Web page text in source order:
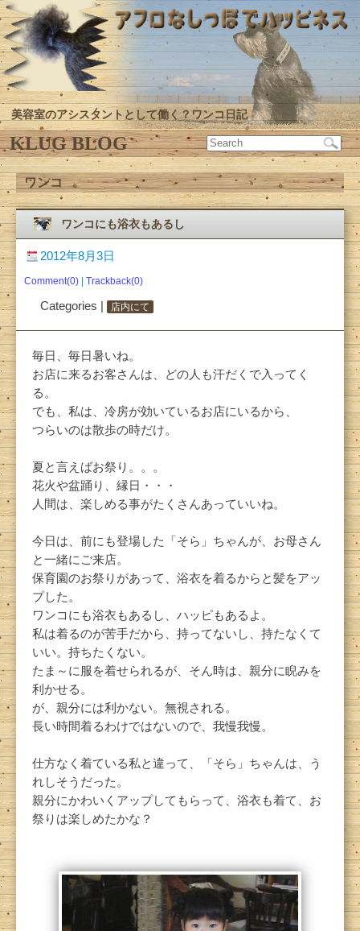
美容室のアシスタントとして働く？ワンコ日記
KLUG BLOG
ワンコ
ワンコにも浴衣もあるし
2012年8月3日
Comment(0) Trackback(0)
Categories | 店内にて
毎日、毎日暑いね。
お店に来るお客さんは、どの人も汗だくで入ってく
る。
でも、私は、冷房が効いているお店にいるから、
つらいのは散歩の時だけ。
夏と言えばお祭り。。。
花火や盆踊り、縁日・・・
人間は、楽しめる事がたくさんあっていいね。
今日は、前にも登場した「そら」ちゃんが、お母さん
と一緒にご来店。
保育園のお祭りがあって、浴衣を着るからと髪をアッ
プした。
ワンコにも浴衣もあるし、ハッピもあるよ。
私は着るのが苦手だから、持ってないし、持たなくて
いい。持ちたくない。
たま～に服を着せられるが、そん時は、親分に睨みを
利かせる。
が、親分には利かない。無視される。
長い時間着るわけではないので、我慢我慢。
仕方なく着ている私と違って、「そら」ちゃんは、う
れしそうだった。
親分にかわいくアップしてもらって、浴衣も着て、お
祭りは楽しめたかな？